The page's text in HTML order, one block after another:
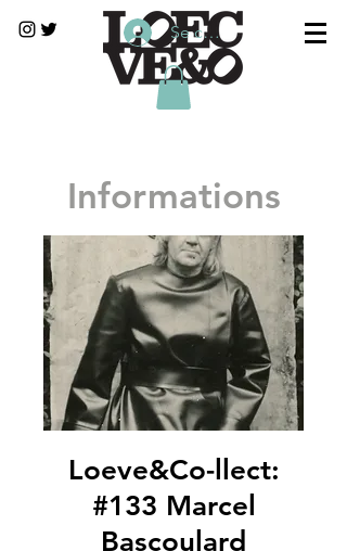
Se connecter
Informations
Loeve&Co-llect:
#133 Marcel
Bascoulard